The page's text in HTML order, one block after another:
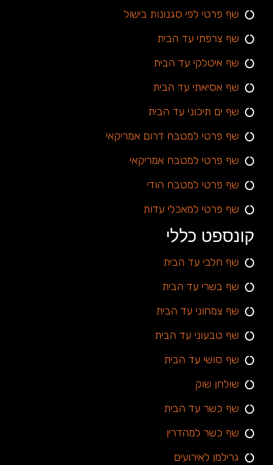
שף פרטי לפי סגנונות בישול
שף צרפתי עד הבית
שף איטלקי עד הבית
שף אסיאתי עד הבית
שף ים תיכוני עד הבית
שף פרטי למטבח דרום אמריקאי
שף פרטי למטבח אמריקאי
שף פרטי למטבח הודי
שף פרטי למאכלי עדות
קונספט כללי
שף חלבי עד הבית
שף בשרי עד הבית
שף צמחוני עד הבית
שף טבעוני עד הבית
שף סושי עד הבית
שולחן שוק
שף כשר עד הבית
שף כשר למהדרין
גרילמן לאירועים